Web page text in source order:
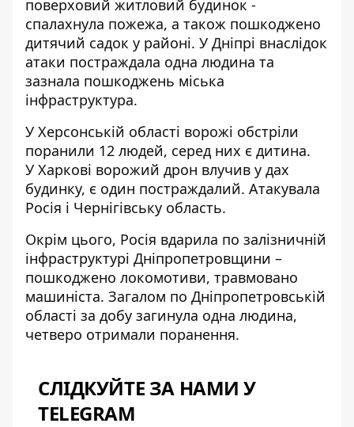
поверховий житловий будинок -
спалахнула пожежа, а також пошкоджено
дитячий садок у районі. У Дніпрі внаслідок
атаки постраждала одна людина та
зазнала пошкоджень міська
інфраструктура.
У Херсонській області ворожі обстріли
поранили 12 людей, серед них є дитина.
У Харкові ворожий дрон влучив у дах
будинку, є один постраждалий. Атакувала
Росія і Чернігівську область.
Окрім цього, Росія вдарила по залізничній
інфраструктурі Дніпропетровщини –
пошкоджено локомотиви, травмовано
машиніста. Загалом по Дніпропетровській
області за добу загинула одна людина,
четверо отримали поранення.
СЛІДКУЙТЕ ЗА НАМИ У
TELEGRAM